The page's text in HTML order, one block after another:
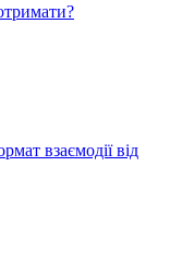
взаємодії від